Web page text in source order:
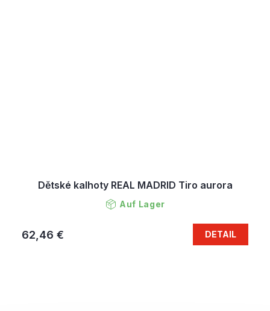
Dětské kalhoty REAL MADRID Tiro aurora
Auf Lager
62,46 € DETAIL